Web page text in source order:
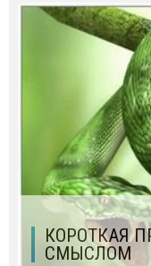
КОРОТКАЯ
СМЫСЛОМ